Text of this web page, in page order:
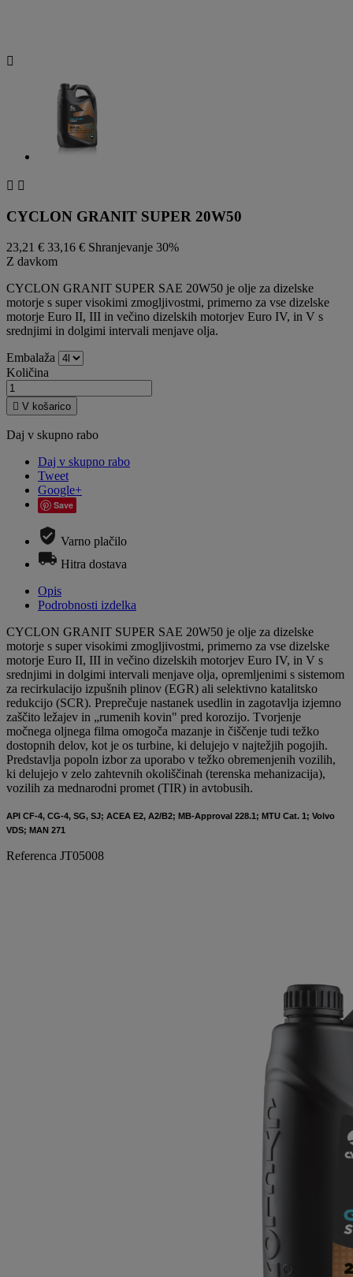

 
CYCLON GRANIT SUPER 20W50
23,21 € 33,16 € Shranjevanje 30%
Z davkom
CYCLON GRANIT SUPER SAE 20W50 je olje za dizelske
motorje s super visokimi zmogljivostmi, primerno za vse dizelske
motorje Euro II, III in večino dizelskih motorjev Euro IV, in V s
srednjimi in dolgimi intervali menjave olja.
Embalaža
Količina
 V košarico
Daj v skupno rabo
Daj v skupno rabo
Tweet
Google+
Save
Varno plačilo
Hitra dostava
Opis
Podrobnosti izdelka
CYCLON GRANIT SUPER SAE 20W50 je olje za dizelske
motorje s super visokimi zmogljivostmi, primerno za vse dizelske
motorje Euro II, III in večino dizelskih motorjev Euro IV, in V s
srednjimi in dolgimi intervali menjave olja, opremljenimi s sistemom
za recirkulacijo izpušnih plinov (EGR) ali selektivno katalitsko
redukcijo (SCR). Preprečuje nastanek usedlin in zagotavlja izjemno
zaščito ležajev in „rumenih kovin" pred korozijo. Tvorjenje
močnega oljnega filma omogoča mazanje in čiščenje tudi težko
dostopnih delov, kot je os turbine, ki delujejo v najtežjih pogojih.
Predstavlja popoln izbor za uporabo v težko obremenjenih vozilih,
ki delujejo v zelo zahtevnih okoliščinah (terenska mehanizacija),
vozilih za mednarodni promet (TIR) in avtobusih.
API CF-4, CG-4, SG, SJ; ACEA E2, A2/B2; MB-Approval 228.1; MTU Cat. 1; Volvo
VDS; MAN 271
Referenca JT05008